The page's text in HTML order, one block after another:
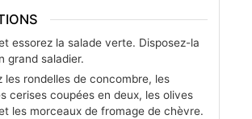
essorez la salade verte. Disposez-la
grand saladier.
les rondelles de concombre, les
cerises coupées en deux, les olives
les morceaux de fromage de chèvre.